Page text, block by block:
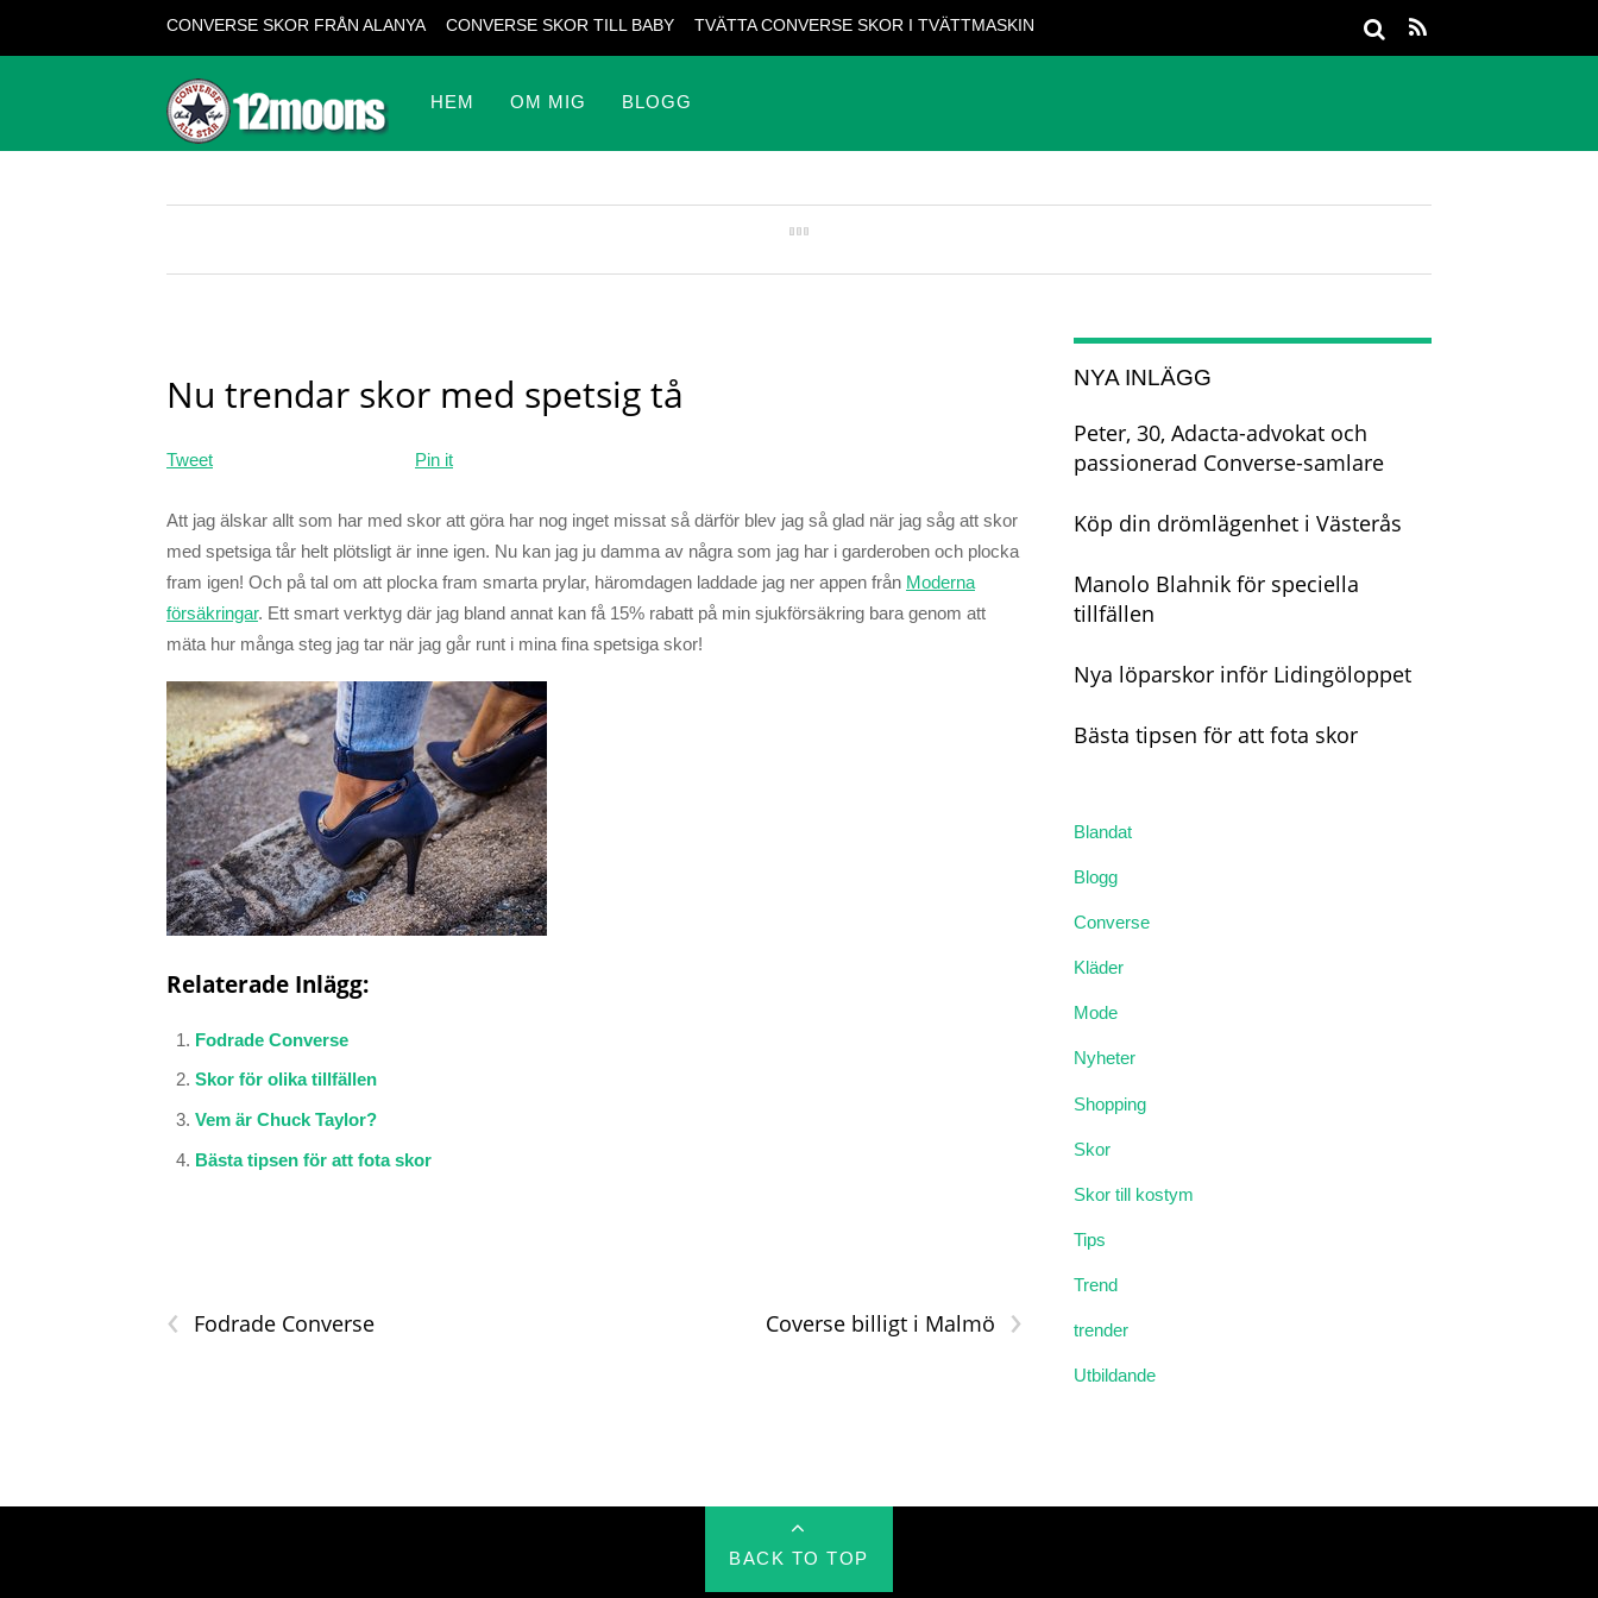
CONVERSE SKOR FRÅN ALANYA CONVERSE SKOR TILL BABY TVÄTTA CONVERSE SKOR I TVÄTTMASKIN
HEM OM MIG BLOGG
Nu trendar skor med spetsig tå
Tweet Pin it
Att jag älskar allt som har med skor att göra har nog inget missat så därför blev jag så glad när jag såg att skor
med spetsiga tår helt plötsligt är inne igen. Nu kan jag ju damma av några som jag har i garderoben och plocka
fram igen! Och på tal om att plocka fram smarta prylar, häromdagen laddade jag ner appen från Moderna
försäkringar. Ett smart verktyg där jag bland annat kan få 15% rabatt på min sjukförsäkring bara genom att
mäta hur många steg jag tar när jag går runt i mina fina spetsiga skor!
Relaterade Inlägg:
Fodrade Converse
Skor för olika tillfällen
Vem är Chuck Taylor?
Bästa tipsen för att fota skor
‹ Fodrade Converse ›
Coverse billigt i Malmö
NYA INLÄGG
Peter, 30, Adacta-advokat och
passionerad Converse-samlare
Köp din drömlägenhet i Västerås
Manolo Blahnik för speciella
tillfällen
Nya löparskor inför Lidingöloppet
Bästa tipsen för att fota skor
Blandat
Blogg
Converse
Kläder
Mode
Nyheter
Shopping
Skor
Skor till kostym
Tips
Trend
trender
Utbildande
BACK TO TOP